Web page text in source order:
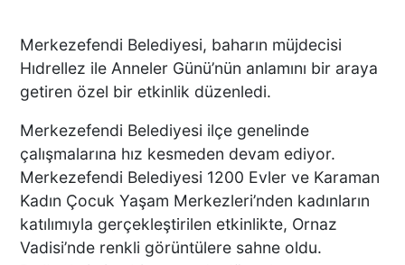
Merkezefendi Belediyesi, baharın müjdecisi
Hıdrellez ile Anneler Günü’nün anlamını bir araya
getiren özel bir etkinlik düzenledi.
Merkezefendi Belediyesi ilçe genelinde
çalışmalarına hız kesmeden devam ediyor.
Merkezefendi Belediyesi 1200 Evler ve Karaman
Kadın Çocuk Yaşam Merkezleri’nden kadınların
katılımıyla gerçekleştirilen etkinlikte, Ornaz
Vadisi’nde renkli görüntülere sahne oldu.